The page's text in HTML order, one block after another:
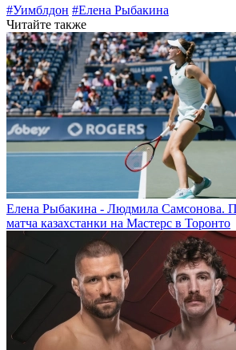
#Уимблдон #Елена Рыбакина
Читайте также
Елена Рыбакина - Людмила Самсонова.
матча казахстанки на Мастерс в Торонто